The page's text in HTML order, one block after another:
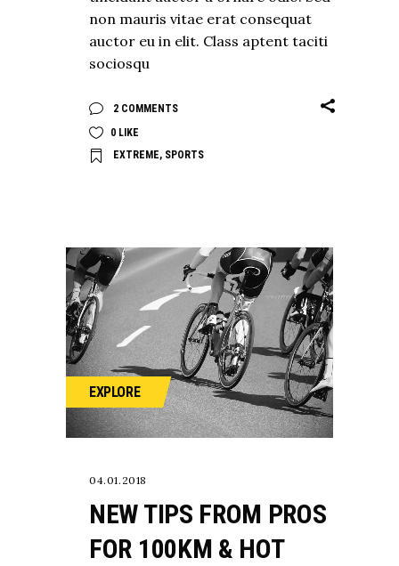
non mauris vitae erat consequat
auctor eu in elit. Class aptent taciti
sociosqu
2 COMMENTS
0 LIKE
EXTREME, SPORTS
EXPLORE
04.01.2018
NEW TIPS FROM PROS
FOR 100KM & HOT